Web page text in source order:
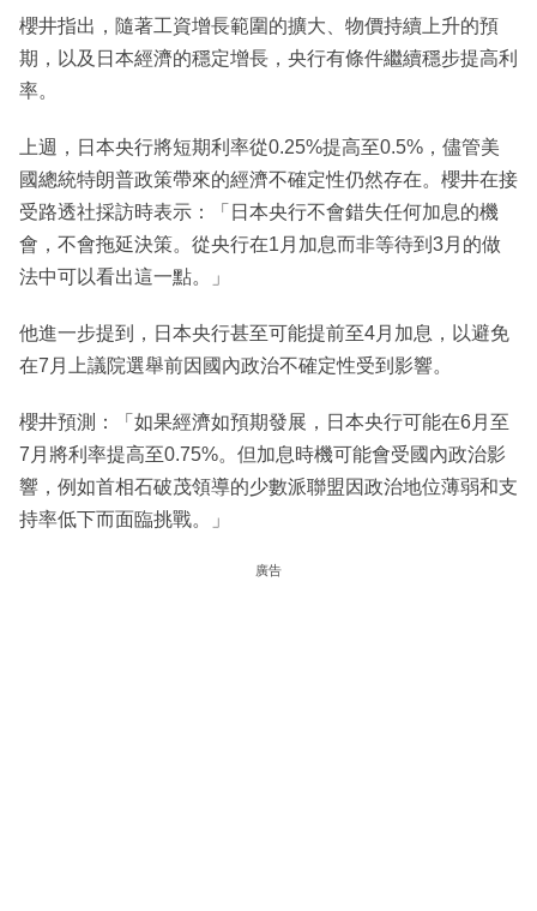
櫻井指出，隨著工資增長範圍的擴大、物價持續上升的預
期，以及日本經濟的穩定增長，央行有條件繼續穩步提高利
率。
上週，日本央行將短期利率從0.25%提高至0.5%，儘管美
國總統特朗普政策帶來的經濟不確定性仍然存在。櫻井在接
受路透社採訪時表示：「日本央行不會錯失任何加息的機
會，不會拖延決策。從央行在1月加息而非等待到3月的做
法中可以看出這一點。」
他進一步提到，日本央行甚至可能提前至4月加息，以避免
在7月上議院選舉前因國內政治不確定性受到影響。
櫻井預測：「如果經濟如預期發展，日本央行可能在6月至
7月將利率提高至0.75%。但加息時機可能會受國內政治影
響，例如首相石破茂領導的少數派聯盟因政治地位薄弱和支
持率低下而面臨挑戰。」
廣告